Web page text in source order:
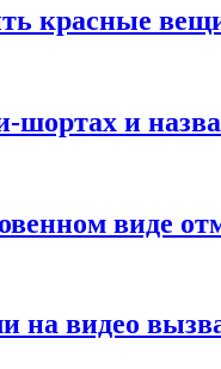
красные
и
виде
на видео